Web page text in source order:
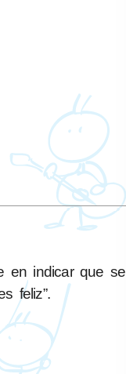
en indicar que se
feliz”.